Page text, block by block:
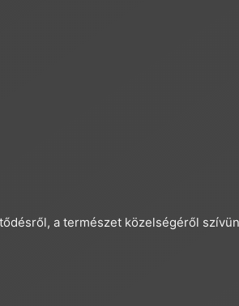
a természet közelségéről